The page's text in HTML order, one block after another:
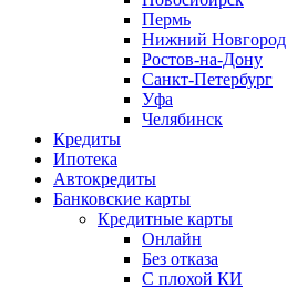
Пермь
Нижний Новгород
Ростов-на-Дону
Санкт-Петербург
Уфа
Челябинск
Кредиты
Ипотека
Автокредиты
Банковские карты
Кредитные карты
Онлайн
Без отказа
С плохой КИ